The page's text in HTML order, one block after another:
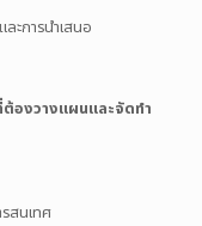
การนำเสนอ
องวางแผนและจัดทำ
สนเทศ